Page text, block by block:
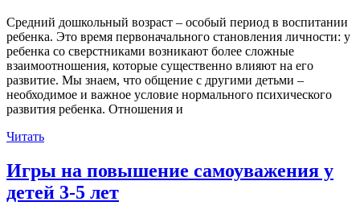
Средний дошкольный возраст – особый период в воспитании
ребенка. Это время первоначального становления личности: у
ребенка со сверстниками возникают более сложные
взаимоотношения, которые существенно влияют на его
развитие. Мы знаем, что общение с другими детьми –
необходимое и важное условие нормального психического
развития ребенка. Отношения и
Читать
Игры на повышение самоуважения у
детей 3-5 лет